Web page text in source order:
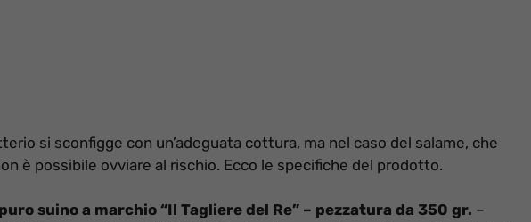
si sconfigge con un’adeguata cottura, ma nel caso del salame, che
è possibile ovviare al rischio. Ecco le specifiche del prodotto.
suino a marchio “Il Tagliere del Re” – pezzatura da 350 gr. –